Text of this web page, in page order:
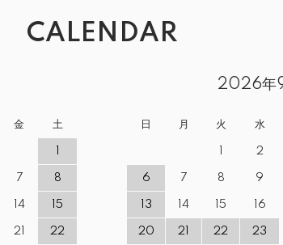
CALENDAR
金 土
7 8
14 15
21 22
2026年
日 月 火 水
2
6 7 8 9
13 14 15 16
20 21 22 23